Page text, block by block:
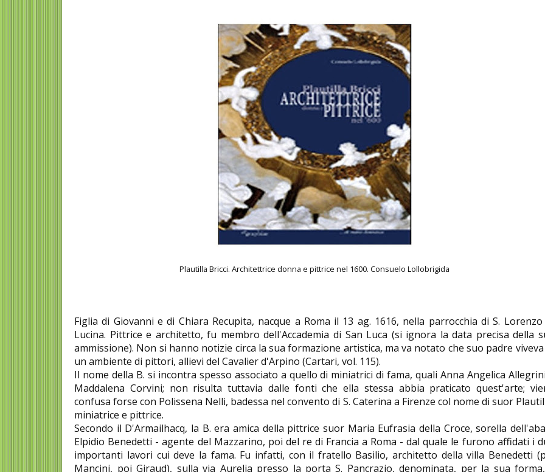
Plautilla Bricci. Architettrice donna e pittrice nel 1600. Consuelo Lollobrigida
Figlia di Giovanni e di Chiara Recupita, nacque a Roma il 13 ag. 1616, nella parrocchia di S.
Lucina. Pittrice e architetto, fu membro dell'Accademia di San Luca (si ignora la data precisa della
ammissione). Non si hanno notizie circa la sua formazione artistica, ma va notato che suo padre
un ambiente di pittori, allievi del Cavalier d'Arpino (Cartari, vol. 115).
Il nome della B. si incontra spesso associato a quello di miniatrici di fama, quali Anna Angelica
Maddalena Corvini; non risulta tuttavia dalle fonti che ella stessa abbia praticato quest'arte;
confusa forse con Polissena Nelli, badessa nel convento di S. Caterina a Firenze col nome di suor
miniatrice e pittrice.
Secondo il D'Armailhacq, la B. era amica della pittrice suor Maria Eufrasia della Croce, sorella
Elpidio Benedetti - agente del Mazzarino, poi del re di Francia a Roma - dal quale le furono affidati i
importanti lavori cui deve la fama. Fu infatti, con il fratello Basilio, architetto della villa Benedetti
Mancini, poi Giraud), sulla via Aurelia presso la porta S. Pancrazio, denominata, per la sua